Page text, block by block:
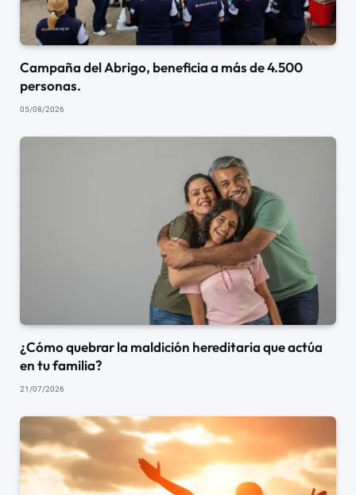
Campaña del Abrigo, beneficia a más de 4.500
personas.
05/08/2026
¿Cómo quebrar la maldición hereditaria que actúa
en tu familia?
21/07/2026